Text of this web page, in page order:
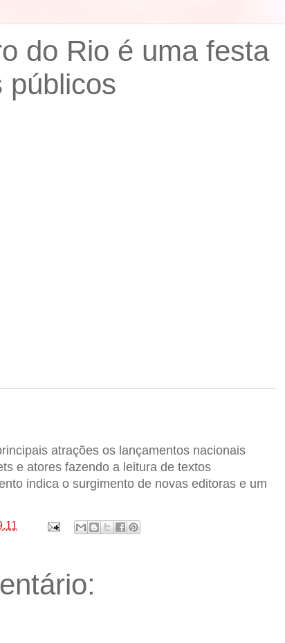
do Rio é uma festa
públicos
atrações os lançamentos nacionais
e atores fazendo a leitura de textos
indica o surgimento de novas editoras e um